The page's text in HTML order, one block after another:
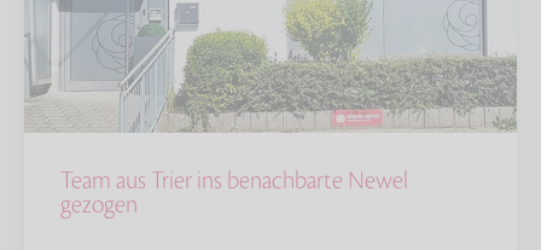
Team aus Trier ins benachbarte Newel
gezogen